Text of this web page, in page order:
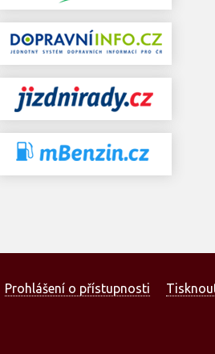
Prohlášení o přístupnosti